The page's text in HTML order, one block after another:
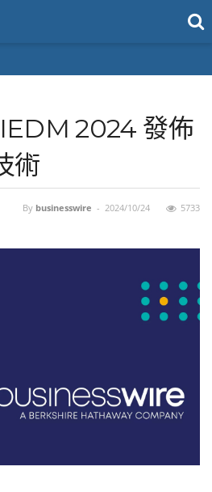
2024 發佈
術
By businesswire - 2024/10/24 5733